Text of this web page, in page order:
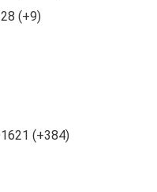
(+9)
(+384)